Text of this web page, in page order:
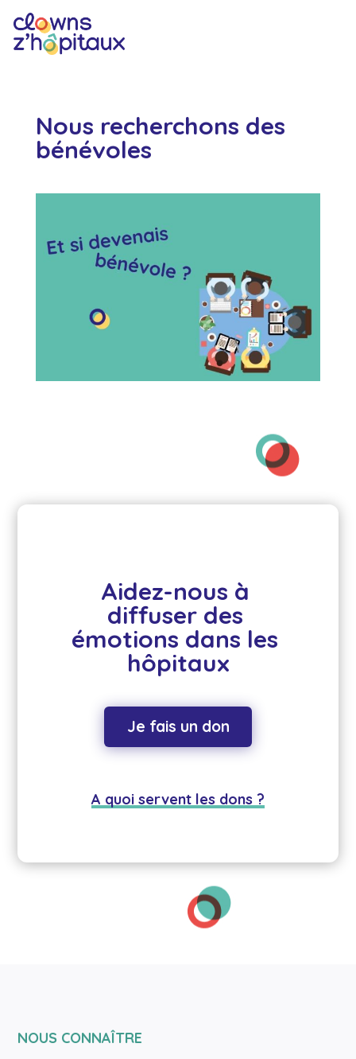
Nous recherchons des
bénévoles
Aidez-nous à
diffuser des
émotions dans les
hôpitaux
Je fais un don
A quoi servent les dons ?
NOUS CONNAÎTRE